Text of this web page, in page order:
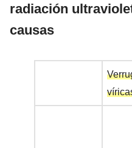
radiación
causas